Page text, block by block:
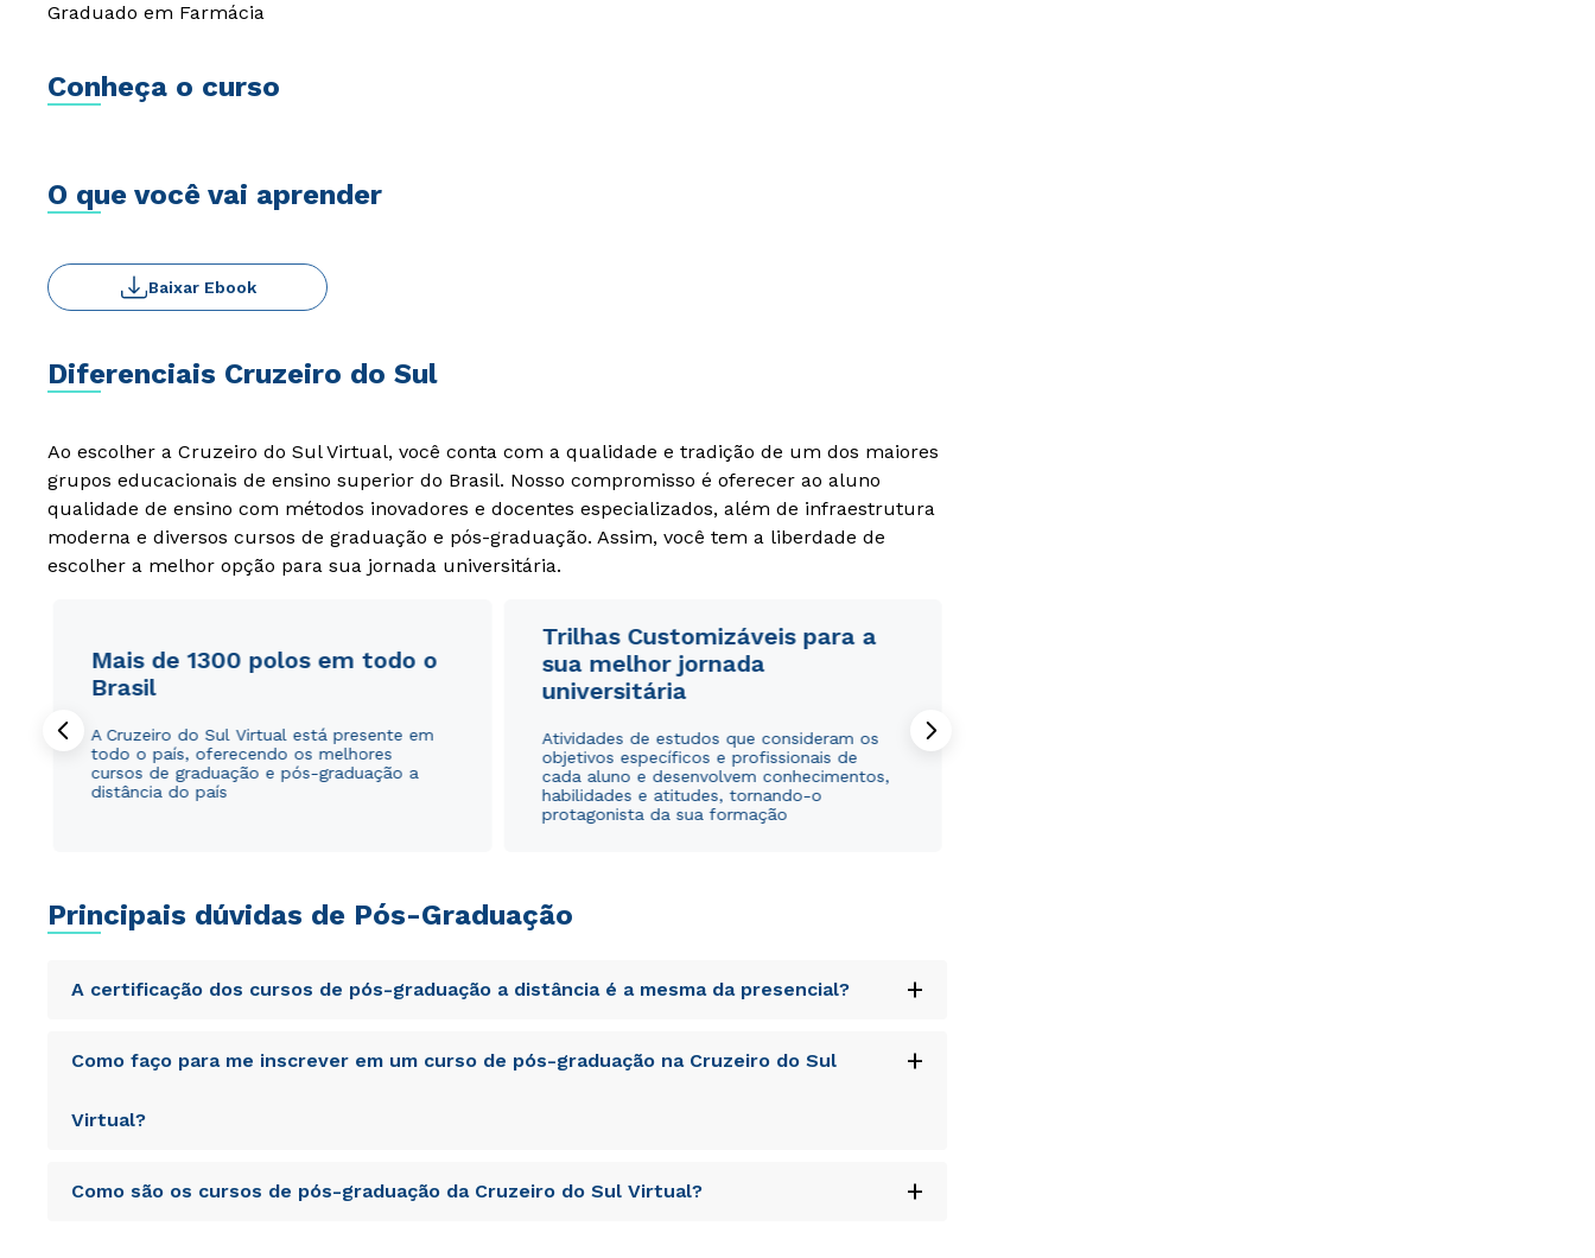
Graduado em Farmácia
Conheça o curso
O que você vai aprender
Baixar Ebook
Diferenciais Cruzeiro do Sul
Ao escolher a Cruzeiro do Sul Virtual, você conta com a qualidade e tradição de um dos maiores
grupos educacionais de ensino superior do Brasil. Nosso compromisso é oferecer ao aluno
qualidade de ensino com métodos inovadores e docentes especializados, além de infraestrutura
moderna e diversos cursos de graduação e pós-graduação. Assim, você tem a liberdade de
escolher a melhor opção para sua jornada universitária.
Mais de 1300 polos em todo o
Brasil
A Cruzeiro do Sul Virtual está presente em
todo o país, oferecendo os melhores
cursos de graduação e pós-graduação a
distância do país
Trilhas Customizáveis para a
sua melhor jornada
universitária
Atividades de estudos que consideram os
objetivos específicos e profissionais de
cada aluno e desenvolvem conhecimentos,
habilidades e atitudes, tornando-o
protagonista da sua formação
Principais dúvidas de Pós-Graduação
A certificação dos cursos de pós-graduação a distância é a mesma da presencial? +
totam rem aperiam, eaque ipsa quae ab illo inventore veritatis et quasi architecto beatae vitae dicta
consequuntur magni dolores eos qui ratione voluptatem sequi nesciunt.
Como faço para me inscrever em um curso de pós-graduação na Cruzeiro do Sul
Virtual?
+
totam rem aperiam, eaque ipsa quae ab illo inventore veritatis et quasi architecto beatae vitae dicta
Como são os cursos de pós-graduação da Cruzeiro do Sul Virtual? +
ou
ou